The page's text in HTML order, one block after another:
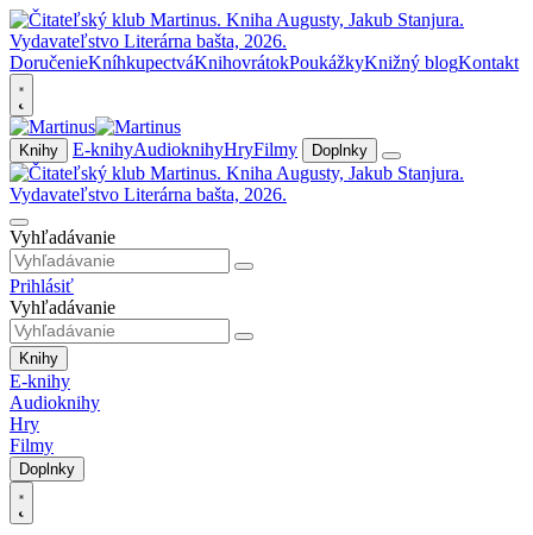
DoručenieKníhkupectváKnihovrátokPoukážkyKnižný blogKontakt
Knihy E-knihyAudioknihyHryFilmy Doplnky
Vyhľadávanie
Prihlásiť
Vyhľadávanie
Knihy
E-knihy
Audioknihy
Hry
Filmy
Doplnky